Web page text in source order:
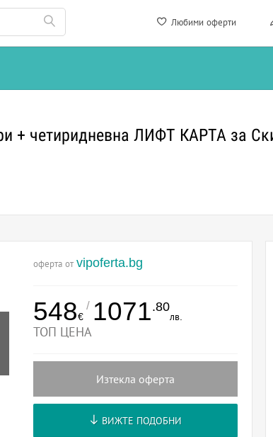
Любими оферти
+ четиридневна ЛИФТ КАРТА за
оферта от vipoferta.bg
548€
/ 1071.80
лв.
ТОП ЦЕНА
Изтекла оферта
ВИЖТЕ ПОДОБНИ